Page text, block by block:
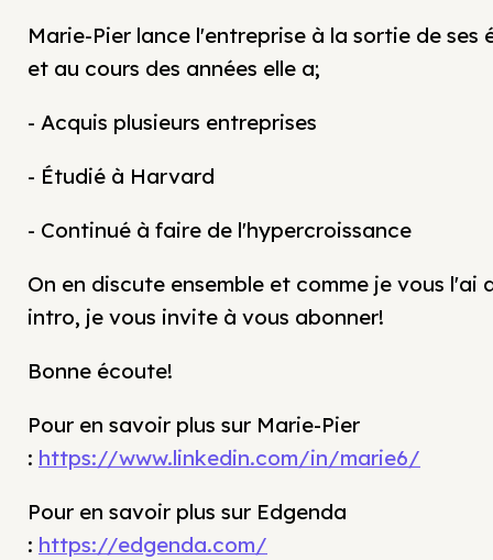
Marie-Pier lance l'entreprise à la sortie de ses
et au cours des années elle a;
- Acquis plusieurs entreprises
- Étudié à Harvard
- Continué à faire de l'hypercroissance
On en discute ensemble et comme je vous l'ai
intro, je vous invite à vous abonner!
Bonne écoute!
Pour en savoir plus sur Marie-Pier
: https://www.linkedin.com/in/marie6/
Pour en savoir plus sur Edgenda
: https://edgenda.com/